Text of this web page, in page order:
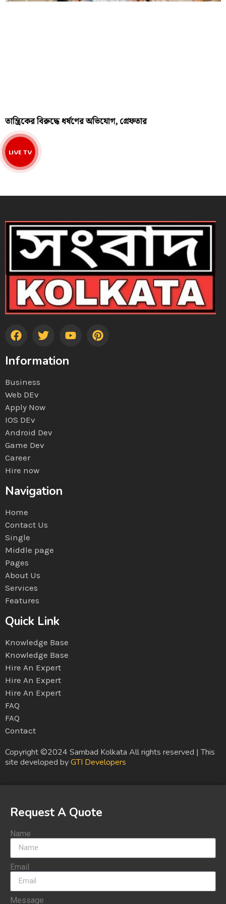
তান্ত্রিকের বিরুদ্ধে ধর্ষণের অভিযোগ, গ্রেফতার
LIVE TV
Information
Business
Web DEv
Apply Now
IOS DEv
Android Dev
Game Dev
Career
Hire now
Navigation
Home
Contact Us
Single
Middle page
Pages
About Us
Services
Features
Quick Link
Knowledge Base
Knowledge Base
Hire An Expert
Hire An Expert
Hire An Expert
FAQ
FAQ
Contact
Copyright ©2024 Sambad Kolkata All rights reserved | This
site developed byGTI Developers
Request A Quote
Name
Email
Message